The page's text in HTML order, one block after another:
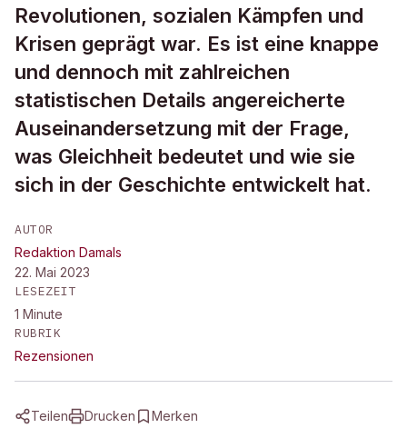
Revolutionen, sozialen Kämpfen und
Krisen geprägt war. Es ist eine knappe
und dennoch mit zahlreichen
statistischen Details angereicherte
Auseinandersetzung mit der Frage,
was Gleichheit bedeutet und wie sie
sich in der Geschichte entwickelt hat.
AUTOR
Redaktion Damals
22. Mai 2023
LESEZEIT
1 Minute
RUBRIK
Rezensionen
Teilen Drucken Merken